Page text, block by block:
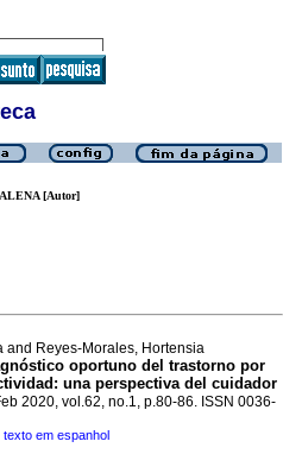
[Autor]
and Reyes-Morales, Hortensia
oportuno del trastorno por
una perspectiva del cuidador
2020, vol.62, no.1, p.80-86. ISSN 0036-
texto em espanhol